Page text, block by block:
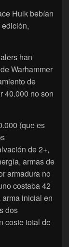
Hulk bebían
han
Warhammer
de
40.000 no son
(que es
de 2+,
armas de
armadura no
costaba 42
inicial en
dos
coste total de